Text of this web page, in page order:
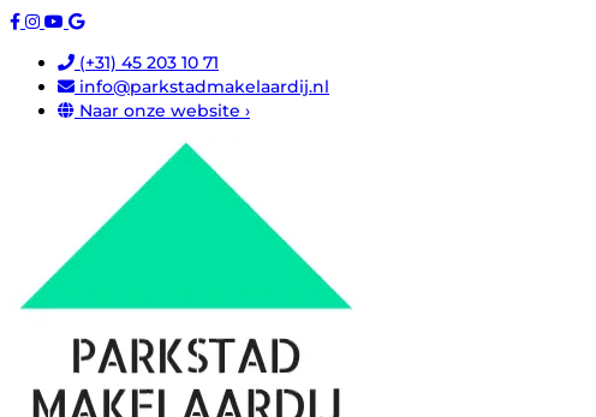
(+31) 45 203 10 71
info@parkstadmakelaardij.nl
Naar onze website ›